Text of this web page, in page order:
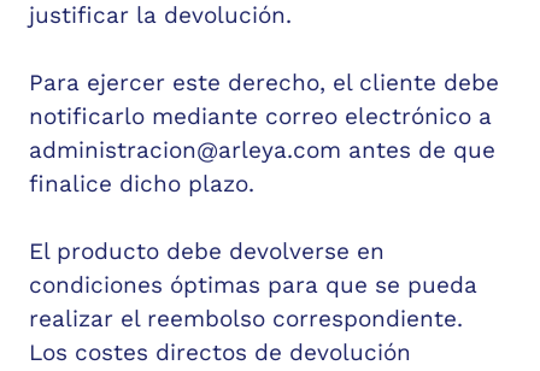
justificar la devolución.
Para ejercer este derecho, el cliente debe
notificarlo mediante correo electrónico a
administracion@arleya.com antes de que
finalice dicho plazo.
El producto debe devolverse en
condiciones óptimas para que se pueda
realizar el reembolso correspondiente.
Los costes directos de devolución